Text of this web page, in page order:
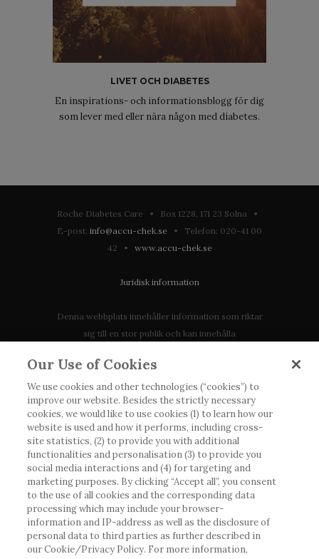
LIVET OCH DIABETES
En inspirations- och informationsblogg för dig
som lever med eller nära någon med diabetes.
Roche Diabetes Care • Box 1228, 171 23 Solna •
E-post: info@accu-chek.se • Telefon: 020-41 00
42 • www.accu-chek.se
Juridisk information
Denna webbplats innehåller information som riktar
sig till en stor publik och kan innehålla
tillgänglig eller giltig i ditt land. Vänligen observera
att vi inte tar något ansvar för information som
eventuellt inte uppfyller någon gällande rättslig
process, förordning, registrering eller användning i
landet där du bor.
Roche har inte alltid möjlighet att kvalitetssäkra
andras inlägg, men kommer att ta bort vilseledande
eller olämpliga inlägg i möjligaste mån. Vi har inget
ansvar för innehållet på externa webbplatser som
det länkas till. Kopiering av material från denna
webbplats för användning någon annanstans är inte
Our Use of Cookies
We use cookies and other technologies (“cookies”) to
improve our website. Besides the strictly necessary
cookies, we would like to use cookies (1) to learn how our
website is used and how it performs, including cross-
site statistics, (2) to provide you with additional
functionalities and personalisation (3) to provide you
social media interactions and (4) for targeting and
marketing purposes. By clicking “Accept all”, you consent
to the use of all cookies and the corresponding data
processing which may include your browser-
information and IP-address as well as the disclosure of
personal data to third parties as further described in
our Cookie/Privacy Policy. For more information,